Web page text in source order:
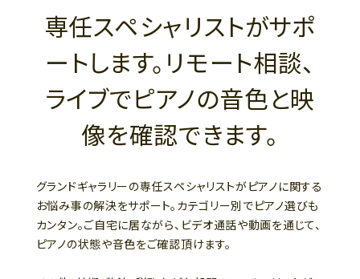
専任スペシャリストがサポ
ートします。リモート相談、
ライブでピアノの音色と映
像を確認できます。
グランドギャラリーの専任スペシャリストがピアノに関する
お悩み事の解決をサポート。カテゴリー別でピアノ選びも
カンタン。ご自宅に居ながら、ビデオ通話や動画を通じて、
ピアノの状態や音色をご確認頂けます。